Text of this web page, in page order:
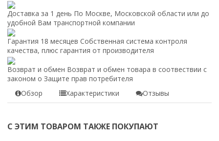
Доставка за 1 день По Москве, Московской области или до
удобной Вам транспортной компании
Гарантия 18 месяцев Собственная система контроля
качества, плюс гарантия от производителя
Возврат и обмен Возврат и обмен товара в соотвествии с
законом о Защите прав потребителя
Обзор
Характеристики Отзывы
С ЭТИМ ТОВАРОМ ТАКЖЕ ПОКУПАЮТ